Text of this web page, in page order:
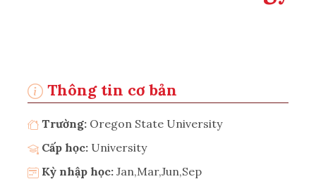
Thông tin cơ bản
Trường: Oregon State University
Cấp học: University
Kỳ nhập học: Jan,Mar,Jun,Sep